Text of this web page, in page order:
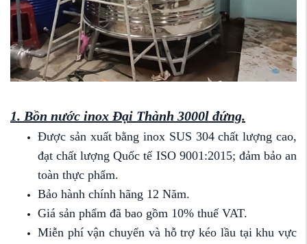
1. Bồn nước inox Đại Thành 3000l đứng.
Được sản xuất bằng inox SUS 304 chất lượng cao,
đạt chất lượng Quốc tế ISO 9001:2015; đảm bảo an
toàn thực phẩm.
Bảo hành chính hãng 12 Năm.
Giá sản phẩm đã bao gồm 10% thuế VAT.
Miễn phí vận chuyển và hỗ trợ kéo lầu tại khu vực